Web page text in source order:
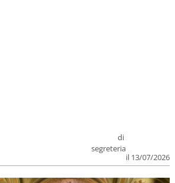
di
segreteria
il 13/07/2026